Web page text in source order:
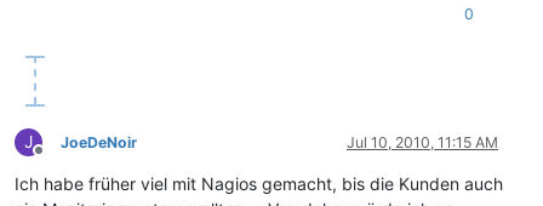
0
J
Offline
JoeDeNoir Jul 10, 2010, 11:15 AM
Ich habe früher viel mit Nagios gemacht, bis die Kunden auch